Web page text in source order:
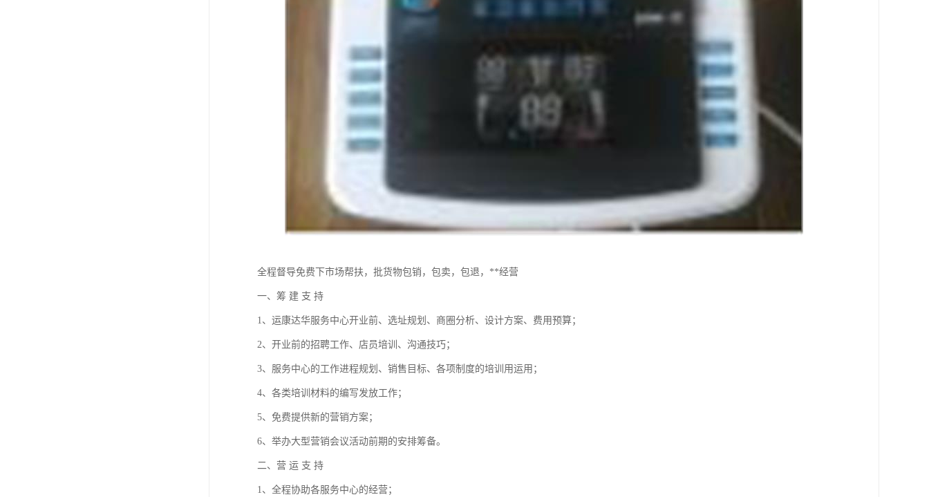
全程督导免费下市场帮扶，批货物包销，包卖，包退，**经营
一、筹 建 支 持
1、运康达华服务中心开业前、选址规划、商圈分析、设计方案、费用预算；
2、开业前的招聘工作、店员培训、沟通技巧；
3、服务中心的工作进程规划、销售目标、各项制度的培训用运用；
4、各类培训材料的编写发放工作；
5、免费提供新的营销方案；
6、举办大型营销会议活动前期的安排筹备。
二、营 运 支 持
1、全程协助各服务中心的经营；